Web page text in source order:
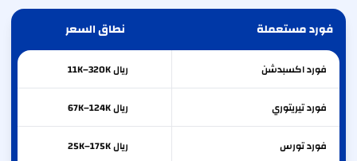
فورد مستعملة نطاق السعر
فورداكسبدشن ريال 11K–320K
فوردتيريتوري ريال 67K–124K
فوردتورس ريال 25K–175K